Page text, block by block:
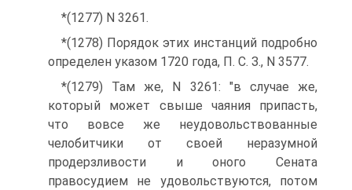
*(1277) N 3261.
*(1278) Порядок этих инстанций подробно
определен указом 1720 года, П. С. З., N 3577.
*(1279) Там же, N 3261: "в случае же,
который может свыше чаяния припасть,
что вовсе же неудовольствованные
челобитчики от своей неразумной
продерзливости и оного Сената
правосудием не удовольствуются, потом